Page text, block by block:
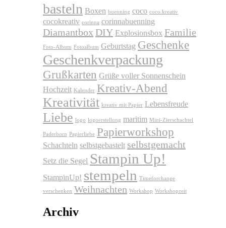
basteln Boxen buenning coco coco.kreativ
cocokreativ corinna corinnabuenning
Diamantbox DIY Explosionsbox Familie
Foto-Album Fotoalbum Geburtstag Geschenke
Geschenkverpackung
Grußkarten Grüße voller Sonnenschein
Hochzeit Kalender Kreativ-Abend
Kreativität kreativ mit Papier Lebensfreude
Liebe logo logoerstellung maritim Mini-Zierschachtel
Paderborn Papierliebe Papierworkshop
Schachteln selbstgebastelt selbstgemacht
Setz die Segel Stampin Up!
StampinUp! stempeln Timeforchange
verschenken Weihnachten Workshop Workshopzeit
Archiv